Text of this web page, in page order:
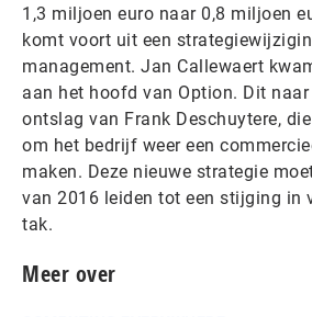
1,3 miljoen euro naar 0,8 miljoen
komt voort uit een
management. Jan Callewaert
aan het hoofd van Option. Dit
ontslag van Frank Deschuytere,
om het bedrijf weer een
maken. Deze nieuwe strategie
van 2016 leiden tot een stijging in
tak.
Meer over